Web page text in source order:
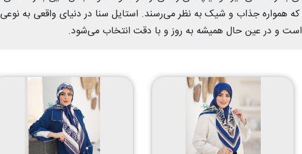
همواره جذاب و شیک به نظر می‌رسند. استایل سنا در دنیای واقعی به نوعی
و در عین حال همیشه به روز و با دقت انتخاب می‌شود.